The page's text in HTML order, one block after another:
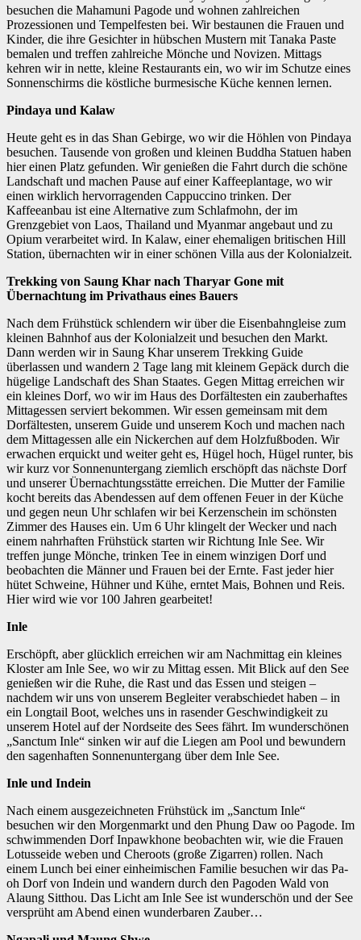
besuchen die Mahamuni Pagode und wohnen zahlreichen
Prozessionen und Tempelfesten bei. Wir bestaunen die Frauen und
Kinder, die ihre Gesichter in hübschen Mustern mit Tanaka Paste
bemalen und treffen zahlreiche Mönche und Novizen. Mittags
kehren wir in nette, kleine Restaurants ein, wo wir im Schutze eines
Sonnenschirms die köstliche burmesische Küche kennen lernen.
Pindaya und Kalaw
Heute geht es in das Shan Gebirge, wo wir die Höhlen von Pindaya
besuchen. Tausende von großen und kleinen Buddha Statuen haben
hier einen Platz gefunden. Wir genießen die Fahrt durch die schöne
Landschaft und machen Pause auf einer Kaffeeplantage, wo wir
einen wirklich hervorragenden Cappuccino trinken. Der
Kaffeeanbau ist eine Alternative zum Schlafmohn, der im
Grenzgebiet von Laos, Thailand und Myanmar angebaut und zu
Opium verarbeitet wird. In Kalaw, einer ehemaligen britischen Hill
Station, übernachten wir in einer schönen Villa aus der Kolonialzeit.
Trekking von Saung Khar nach Tharyar Gone mit
Übernachtung im Privathaus eines Bauers
Nach dem Frühstück schlendern wir über die Eisenbahngleise zum
kleinen Bahnhof aus der Kolonialzeit und besuchen den Markt.
Dann werden wir in Saung Khar unserem Trekking Guide
überlassen und wandern 2 Tage lang mit kleinem Gepäck durch die
hügelige Landschaft des Shan Staates. Gegen Mittag erreichen wir
ein kleines Dorf, wo wir im Haus des Dorfältesten ein zauberhaftes
Mittagessen serviert bekommen. Wir essen gemeinsam mit dem
Dorfältesten, unserem Guide und unserem Koch und machen nach
dem Mittagessen alle ein Nickerchen auf dem Holzfußboden. Wir
erwachen erquickt und weiter geht es, Hügel hoch, Hügel runter, bis
wir kurz vor Sonnenuntergang ziemlich erschöpft das nächste Dorf
und unserer Übernachtungsstätte erreichen. Die Mutter der Familie
kocht bereits das Abendessen auf dem offenen Feuer in der Küche
und gegen neun Uhr schlafen wir bei Kerzenschein im schönsten
Zimmer des Hauses ein. Um 6 Uhr klingelt der Wecker und nach
einem nahrhaften Frühstück starten wir Richtung Inle See. Wir
treffen junge Mönche, trinken Tee in einem winzigen Dorf und
beobachten die Männer und Frauen bei der Ernte. Fast jeder hier
hütet Schweine, Hühner und Kühe, erntet Mais, Bohnen und Reis.
Hier wird wie vor 100 Jahren gearbeitet!
Inle
Erschöpft, aber glücklich erreichen wir am Nachmittag ein kleines
Kloster am Inle See, wo wir zu Mittag essen. Mit Blick auf den See
genießen wir die Ruhe, die Rast und das Essen und steigen –
nachdem wir uns von unserem Begleiter verabschiedet haben – in
ein Longtail Boot, welches uns in rasender Geschwindigkeit zu
unserem Hotel auf der Nordseite des Sees fährt. Im wunderschönen
„Sanctum Inle“ sinken wir auf die Liegen am Pool und bewundern
den sagenhaften Sonnenuntergang über dem Inle See.
Inle und Indein
Nach einem ausgezeichneten Frühstück im „Sanctum Inle“
besuchen wir den Morgenmarkt und den Phung Daw oo Pagode. Im
schwimmenden Dorf Inpawkhone beobachten wir, wie die Frauen
Lotusseide weben und Cheroots (große Zigarren) rollen. Nach
einem Lunch bei einer einheimischen Familie besuchen wir das Pa-
oh Dorf von Indein und wandern durch den Pagoden Wald von
Alaung Sitthou. Das Licht am Inle See ist wunderschön und der See
versprüht am Abend einen wunderbaren Zauber…